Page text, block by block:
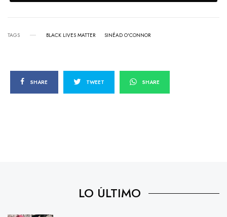
TAGS BLACK LIVES MATTER SINÉAD O'CONNOR
SHARE TWEET SHARE
LO ÚLTIMO